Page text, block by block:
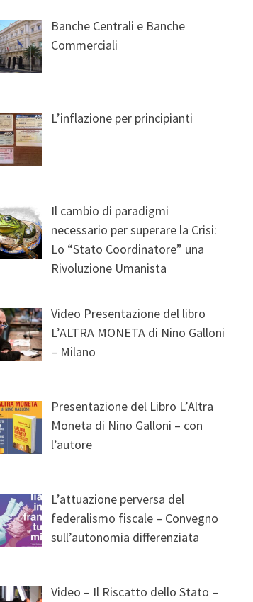
Banche Centrali e Banche
Commerciali
L’inflazione per principianti
Il cambio di paradigmi
necessario per superare la Crisi:
Lo “Stato Coordinatore” una
Rivoluzione Umanista
Video Presentazione del libro
L’ALTRA MONETA di Nino Galloni
– Milano
Presentazione del Libro L’Altra
Moneta di Nino Galloni – con
l’autore
L’attuazione perversa del
federalismo fiscale – Convegno
sull’autonomia differenziata
Video – Il Riscatto dello Stato –